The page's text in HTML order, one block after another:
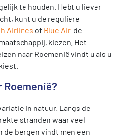
te houden. Hebt u liever
kunt u de reguliere
Airlines of Blue Air, de
kiezen. Het
naar Roemenië vindt u als u
Roemenië?
in natuur. Langs de
stranden waar veel
de bergen vindt men een